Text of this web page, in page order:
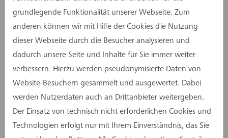
Kristo von Bremke | 07.05. - 31.10.2026
grundlegende Funktionalität unserer Webseite. Zum
anderen können wir mit Hilfe der Cookies die Nutzung
dieser Webseite durch die Besucher analysieren und
dadurch unsere Seite und Inhalte für Sie immer weiter
verbessern. Hierzu werden pseudonymisierte Daten von
Website-Besuchern gesammelt und ausgewertet. Dabei
werden Nutzerdaten auch an Drittanbieter weitergeben.
Der Einsatz von technisch nicht erforderlichen Cookies und
Technologien erfolgt nur mit Ihrem Einverständnis, das Sie